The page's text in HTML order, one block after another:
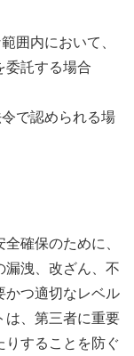
囲内において、
委託する場合
で認められる場
確保のために、
漏洩、改ざん、不
かつ適切なレベル
は、第三者に重要
りすることを防ぐ